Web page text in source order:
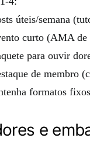
úteis/semana
curto (AMA
para ouvir
de membro
formatos
e